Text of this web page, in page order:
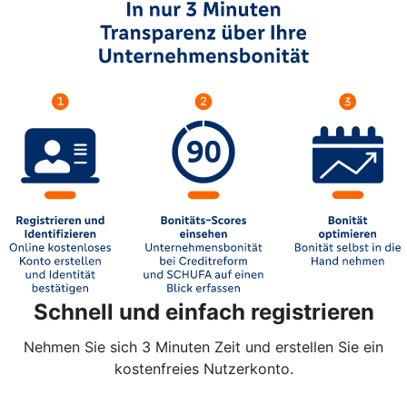
Schnell und einfach registrieren
Nehmen Sie sich 3 Minuten Zeit und erstellen Sie ein
kostenfreies Nutzerkonto.